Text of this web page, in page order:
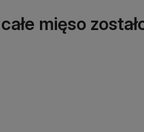
mięso